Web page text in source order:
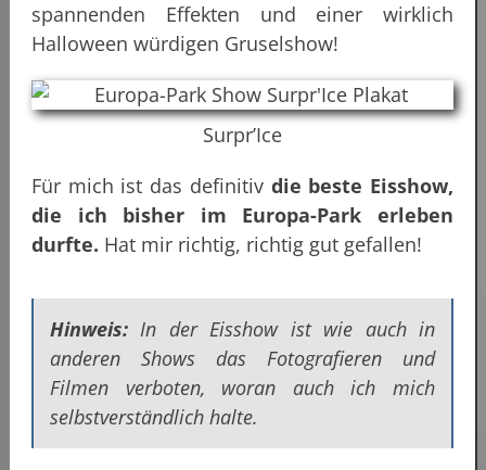
spannenden Effekten und einer wirklich
Halloween würdigen Gruselshow!
Surpr’Ice
Für mich ist das definitiv die beste Eisshow,
die ich bisher im Europa-Park erleben
durfte. Hat mir richtig, richtig gut gefallen!
Hinweis: In der Eisshow ist wie auch in
anderen Shows das Fotografieren und
Filmen verboten, woran auch ich mich
selbstverständlich halte.